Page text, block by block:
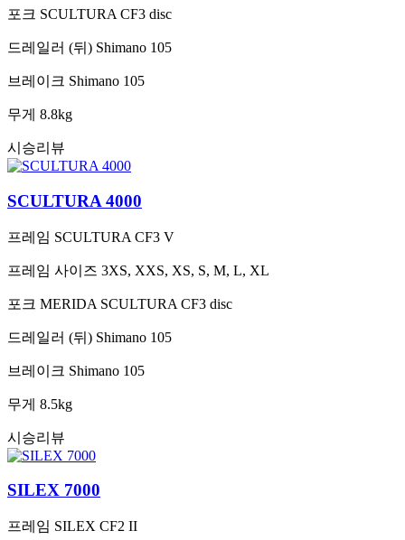
포크 SCULTURA CF3 disc
드레일러 (뒤) Shimano 105
브레이크 Shimano 105
무게 8.8kg
시승리뷰
SCULTURA 4000
프레임 SCULTURA CF3 V
프레임 사이즈 3XS, XXS, XS, S, M, L, XL
포크 MERIDA SCULTURA CF3 disc
드레일러 (뒤) Shimano 105
브레이크 Shimano 105
무게 8.5kg
시승리뷰
SILEX 7000
프레임 SILEX CF2 II